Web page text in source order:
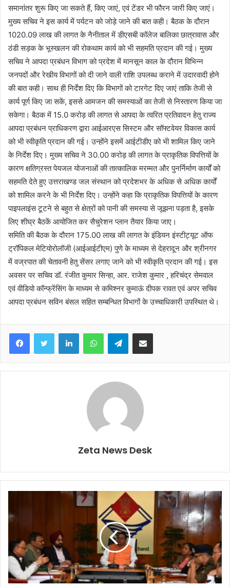
समानांतर शुरू किए जा सकते हैं, किए जाएं, एवं टेंडर भी फौरन जारी किए जाएं।
मुख्य सचिव ने इस कार्य में पर्यटन को जोड़े जाने की बात कही। बैठक के दौरान
1020.09 लाख की लागत के नैनीताल में डीएसबी कॉलेज बालिका छात्रावास और
ठंडी सड़क के भूस्खलन की रोकथाम कार्य को भी सहमति प्रदान की गई। मुख्य
सचिव ने आपदा प्रबंधन विभाग को प्रदेश में मानसून काल के दौरान विभिन्न
जनपदों और रेखीय विभागों को दी जाने वाली राशि उपलब्ध कराने में उदारवादी होने
की बात कही। साथ ही निर्देश दिए कि विभागों को टारगेट दिए जाएं ताकि तेजी से
कार्य पूर्ण किए जा सकें, इससे आमजन की समस्याओं का तेजी से निस्तारण किया जा
सकेगा। बैठक में 15.0 करोड़ की लागत से आपदा के त्वरित प्रतिवादन हेतु राज्य
आपदा प्रबंधन प्राधिकरण द्वारा आईआरएस सिस्टम और सॉफ्टवेयर विकास कार्य
को भी स्वीकृति प्रदान की गई। उन्होंने इसमें आईटीडीए को भी शामिल किए जाने
के निर्देश दिए। मुख्य सचिव ने 30.00 करोड़ की लागत के प्राकृतिक विपत्तियों के
कारण क्षतिग्रस्त पेयजल योजनाओं की तात्कालिक मरम्मत और पुनर्निर्माण कार्यों को
सहमति देते हुए उत्तराखण्ड जल संस्थान को प्रदेशभर के अधिक से अधिक कार्यों
को शामिल करने के भी निर्देश दिए। उन्होंने कहा कि प्राकृतिक विपत्तियों के कारण
पाइपलाइंस टूटने से बहुत से क्षेत्रों को पानी की समस्या से जूझना पड़ता है, इसके
लिए शीघ्र बैठकें आयोजित कर सैचुरेशन प्लान तैयार किया जाए।
समिति की बैठक के दौरान 175.00 लाख की लागत के इंडियन इंस्टीट्यूट ऑफ
ट्रॉपिकल मेटियोरोलॉजी (आईआईटीएम) पुणे के माध्यम से देहरादून और श्रीनगर
में वज्रपात की चेतावनी हेतु सेंसर लगाए जाने को भी स्वीकृति प्रदान की गई। इस
अवसर पर सचिव डॉ. रंजीत कुमार सिन्हा, आर. राजेश कुमार , हरिचंद्र सेमवाल
एवं वीडियो कॉन्फ्रेंसिंग के माध्यम से कमिश्नर कुमाऊं दीपक रावत एवं अपर सचिव
आपदा प्रबंधन सविन बंसल सहित सम्बन्धित विभागों के उच्चाधिकारी उपस्थित थे।
Telegram
Zeta News Desk